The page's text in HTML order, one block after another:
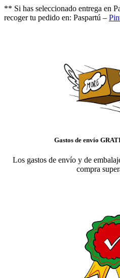
** Si has seleccionado entrega en
recoger tu pedido en: Paspartú –
Gastos de envío
Los gastos de envío y de
compra